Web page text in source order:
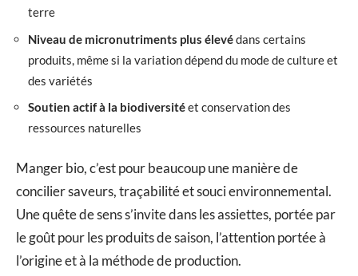
terre
Niveau de micronutriments plus élevédans certains
produits, même si la variation dépend du mode de culture et
des variétés
Soutien actif à la biodiversitéet conservation des
ressources naturelles
Manger bio, c’est pour beaucoup une manière de
concilier saveurs, traçabilité et souci environnemental.
Une quête de sens s’invite dans les assiettes, portée par
le goût pour les produits de saison, l’attention portée à
l’origine et à la méthode de production.